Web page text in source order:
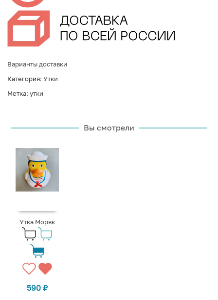
Варианты доставки
Категория: Утки
Метка: утки
Вы смотрели
Утка Моряк
590₽